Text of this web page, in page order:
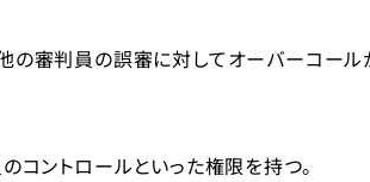
の審判員の誤審に対してオーバーコール
コントロールといった権限を持つ。